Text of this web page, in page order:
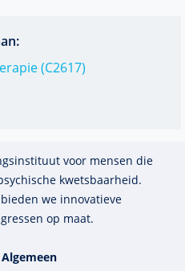
(C2617)
voor mensen die
kwets­baar­heid.
we innova­tieve
op maat.
Algemeen